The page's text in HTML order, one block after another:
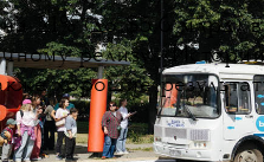
21% (до $5,6 млрд) в
релизу
хорошие